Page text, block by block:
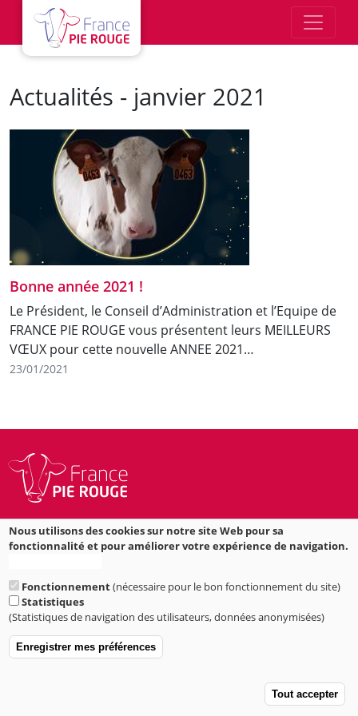
Aller au contenu principal
Actualités - janvier 2021
Bonne année 2021 !
Le Président, le Conseil d’Administration et l’Equipe de
FRANCE PIE ROUGE vous présentent leurs MEILLEURS
VŒUX pour cette nouvelle ANNEE 2021…
23/01/2021
Rue Eric TABARLY
35538 NOYAL SUR VILAINE
02 98 93 33 05
Suivez-nous sur Facebook
2022 © France Pie Rouge
Mentions légales
Nous utilisons des cookies sur notre site Web pour sa
fonctionnalité et pour améliorer votre expérience de navigation.
Fonctionnement(nécessaire pour le bon fonctionnement du site)
Statistiques
(Statistiques de navigation des utilisateurs, données anonymisées)
Enregistrer mes préférences
Tout accepter